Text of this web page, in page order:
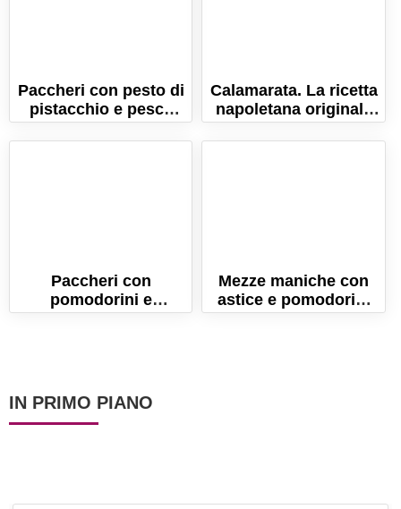
Paccheri con pesto di
pistacchio e pesce
spada. Ricetta della
tradizione siciliana!
Calamarata. La ricetta
napoletana originale
per farla a casa!
Paccheri con
pomodorini e
stracciatella al
Mezze maniche con
astice e pomodorini
gialli
IN PRIMO PIANO